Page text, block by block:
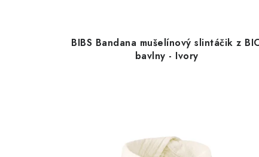
BIBS Bandana mušelínový slintáčik z
bavlny - Ivory